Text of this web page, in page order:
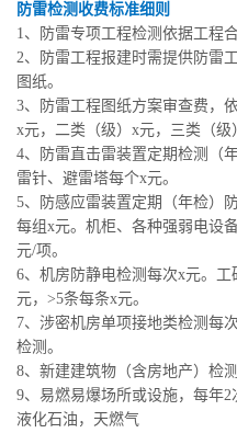
防雷检测收费标准细则
1、防雷专项工程检测依据工程
2、防雷工程报建时需提供防雷
图纸。
3、防雷工程图纸方案审查费，
x元，二类（级）x元，三类（级
4、防雷直击雷装置定期检测（
雷针、避雷塔每个x元。
5、防感应雷装置定期（年检）
每组x元。机柜、各种强弱电设
元/项。
6、机房防静电检测每次x元。
元，>5条每条x元。
7、涉密机房单项接地类检测每
检测。
8、新建建筑物（含房地产）检
9、易燃易爆场所或设施，每年2
液化石油，天燃气